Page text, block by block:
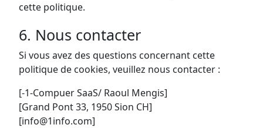
cette politique.
6. Nous contacter
Si vous avez des questions concernant cette
politique de cookies, veuillez nous contacter :
[-1-Compuer SaaS/ Raoul Mengis]
[Grand Pont 33, 1950 Sion CH]
[info@1info.com]